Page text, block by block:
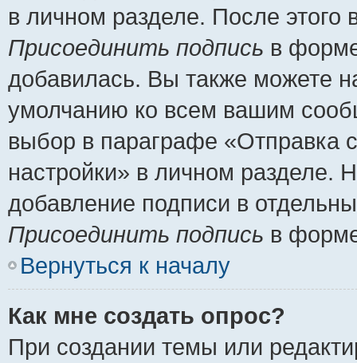
в личном разделе. После
Присоединить подпись в
добавилась. Вы также можете
умолчанию ко всем вашим
выбор в параграфе «Отправка
настройки» в личном разделе.
добавление подписи в
Присоединить подпись в
Вернуться к началу
Как мне создать опрос?
При создании темы или